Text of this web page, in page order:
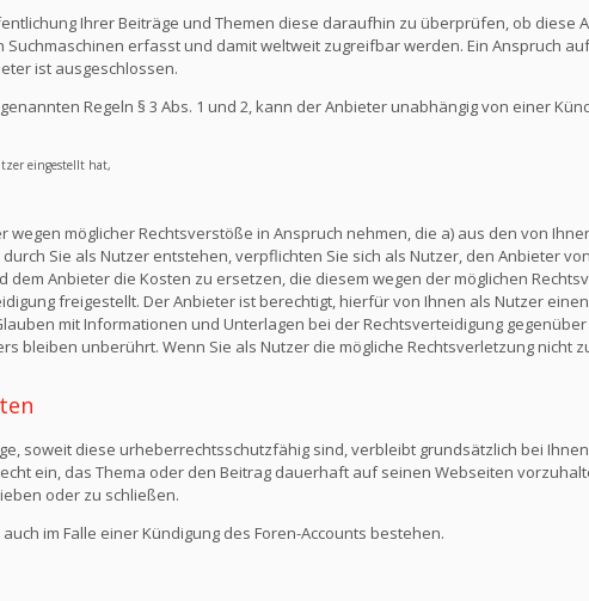
Ihrer Beiträge und Themen diese daraufhin zu überprüfen, ob diese
erfasst und damit weltweit zugreifbar werden. Ein Anspruch
ist ausgeschlossen.
Regeln § 3 Abs. 1 und 2, kann der Anbieter unabhängig von einer
eingestellt hat,
wegen möglicher Rechtsverstöße in Anspruch nehmen, die a) aus den von
Sie als Nutzer entstehen, verpflichten Sie sich als Nutzer, den Anbieter
Anbieter die Kosten zu ersetzen, die diesem wegen der möglichen
freigestellt. Der Anbieter ist berechtigt, hierfür von Ihnen als Nutzer
mit Informationen und Unterlagen bei der Rechtsverteidigung
bleiben unberührt. Wenn Sie als Nutzer die mögliche Rechtsverletzung nicht
soweit diese urheberrechtsschutzfähig sind, verbleibt grundsätzlich bei
ein, das Thema oder den Beitrag dauerhaft auf seinen Webseiten
oder zu schließen.
im Falle einer Kündigung des Foren-Accounts bestehen.